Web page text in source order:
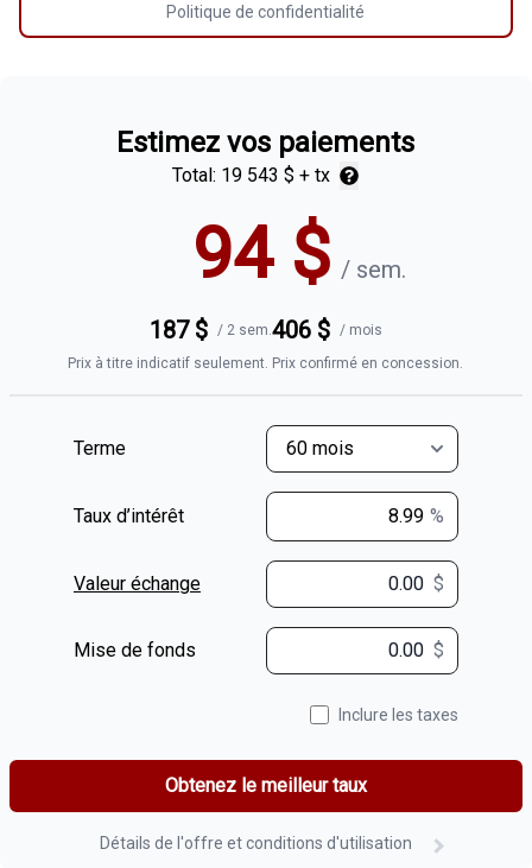
Politique de confidentialité
Estimez vos paiements
Total: 19 543 $ + tx
94$ / sem.
187$ / 2 sem.406$ / mois
Prix à titre indicatif seulement. Prix confirmé en concession.
Terme
Taux d’intérêt %
Valeur échange $ $
Mise de fonds $
Inclure les taxes
Obtenez le meilleur taux
Détails de l'offre et conditions d'utilisation